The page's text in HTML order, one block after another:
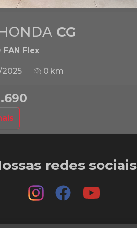
CG
FAN Flex
2025 0 km
redes sociais